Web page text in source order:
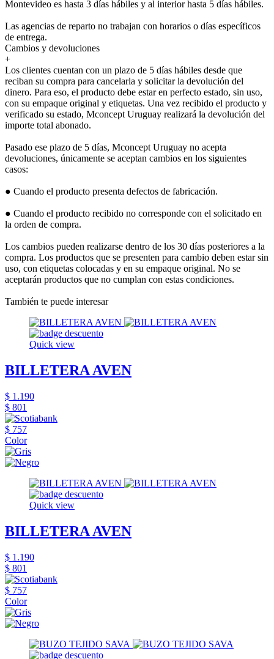
Montevideo es hasta 3 días hábiles y al interior hasta 5 días hábiles.
Las agencias de reparto no trabajan con horarios o días específicos
de entrega.
Cambios y devoluciones
+
Los clientes cuentan con un plazo de 5 días hábiles desde que
reciban su compra para cancelarla y solicitar la devolución del
dinero. Para eso, el producto debe estar en perfecto estado, sin uso,
con su empaque original y etiquetas. Una vez recibido el producto y
verificado su estado, Mconcept Uruguay realizará la devolución del
importe total abonado.
Pasado ese plazo de 5 días, Mconcept Uruguay no acepta
devoluciones, únicamente se aceptan cambios en los siguientes
casos:
● Cuando el producto presenta defectos de fabricación.
● Cuando el producto recibido no corresponde con el solicitado en
la orden de compra.
Los cambios pueden realizarse dentro de los 30 días posteriores a la
compra. Los productos que se presenten para cambio deben estar sin
uso, con etiquetas colocadas y en su empaque original. No se
aceptarán productos que no cumplan con estas condiciones.
También te puede interesar
Quick view
BILLETERA AVEN
$ 1.190
$ 801
$ 757
Color
Quick view
BILLETERA AVEN
$ 1.190
$ 801
$ 757
Color